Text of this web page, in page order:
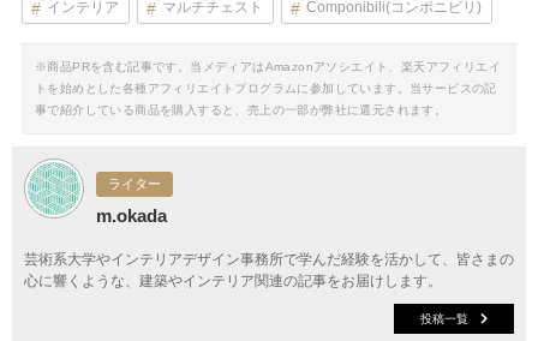
インテリア マルチチェスト Componibili(コンポニビリ)
※商品PRを含む記事です。当メディアはAmazonアソシエイト、楽天アフィリエイ
トを始めとした各種アフィリエイトプログラムに参加しています。当サービスの記
事で紹介している商品を購入すると、売上の一部が弊社に還元されます。
ライター
m.okada
芸術系大学やインテリアデザイン事務所で学んだ経験を活かして、皆さまの
心に響くような、建築やインテリア関連の記事をお届けします。
投稿一覧